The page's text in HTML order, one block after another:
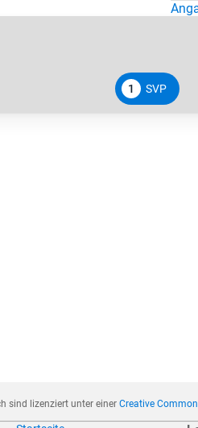
1 SVP
sind lizenziert unter einerCreative